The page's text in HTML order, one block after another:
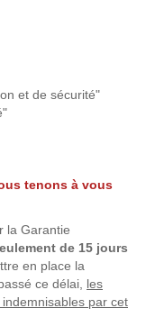
et de sécurité"
tenons à vous
la Garantie
de 15 jours
en place la
ce délai, les
par cet